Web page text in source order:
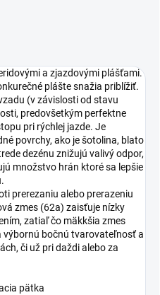
a zjazdovými plášťami.
plášte snažia priblížiť.
(v závislosti od stavu
predovšetkým perfektne
pri rýchlej jazde. Je
povrchy, ako je šotolina, blato
dezénu znižujú valivý odpor,
množstvo hrán ktoré sa lepšie
prerezaniu alebo prerazeniu
zmes (62a) zaisťuje nízky
zatiaľ čo mäkkšia zmes
bočnú tvarovateľnosť a
či už pri daždi alebo za
pätka